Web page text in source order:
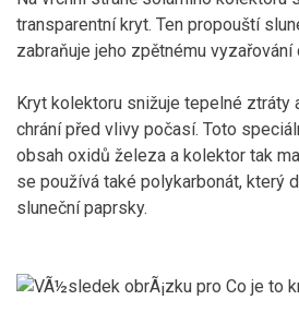
transparentní kryt. Ten propouští
zabraňuje jeho zpětnému vyzařování
Kryt kolektoru snižuje tepelné ztráty
chrání před vlivy počasí. Toto
obsah oxidů železa a kolektor tak
se používá také polykarbonát, který
sluneční paprsky.